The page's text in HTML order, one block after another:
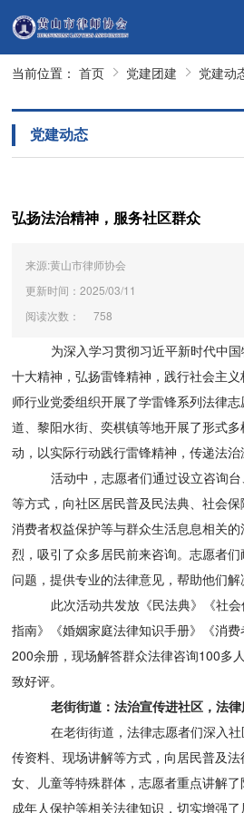
当前位置： 首页 党建团建 党建动
党建动态
弘扬法治精神，服务社区群众
来源:黄山市律师协会
更新时间：2025/03/11
阅读次数：
758
为深入学习贯彻习近平新时代中
十大精神，弘扬雷锋精神，践行社会主
师行业党委组织开展了学雷锋系列法律
道、黎阳水街、奕棋镇等地开展了形式
动，以实际行动践行雷锋精神，传递法治
活动中，志愿者们通过设立咨询
等方式，向社区居民普及民法典、社会保
消费者权益保护等与群众生活息息相关
烈，吸引了众多居民前来咨询。志愿者
问题，提供专业的法律意见，帮助他们解
此次活动共发放《民法典》《社
指南》《婚姻家庭法律知识手册》《消
200余册，现场解答群众法律咨询100多
致好评。
老街街道：法治宣传进社区，法
在老街街道，法律志愿者们深入
传资料、现场讲解等方式，向居民普及
女、儿童等特殊群体，志愿者重点讲解
成年人保护等相关法律知识，切实增强